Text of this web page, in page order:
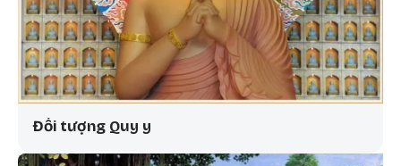
Đối tượng Quy y